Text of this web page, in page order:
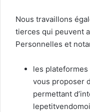
Nous travaillons
tierces qui peuvent
Personnelles et
les
vous proposer
permettant